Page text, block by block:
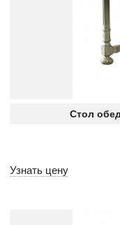
Стол
Узнать цену